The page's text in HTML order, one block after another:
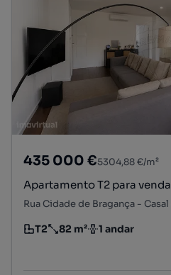
435 000 €5304,88 €/m²
Apartamento T2 para venda
Tipologia
T2
Preço por metro quadrado
82 m²
Andar 1 andar